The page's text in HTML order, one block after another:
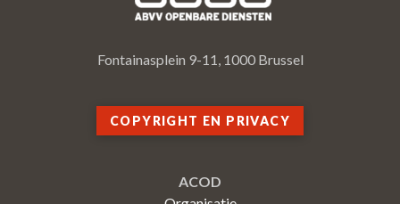
Fontainasplein 9-11, 1000 Brussel
COPYRIGHT EN PRIVACY
ACOD